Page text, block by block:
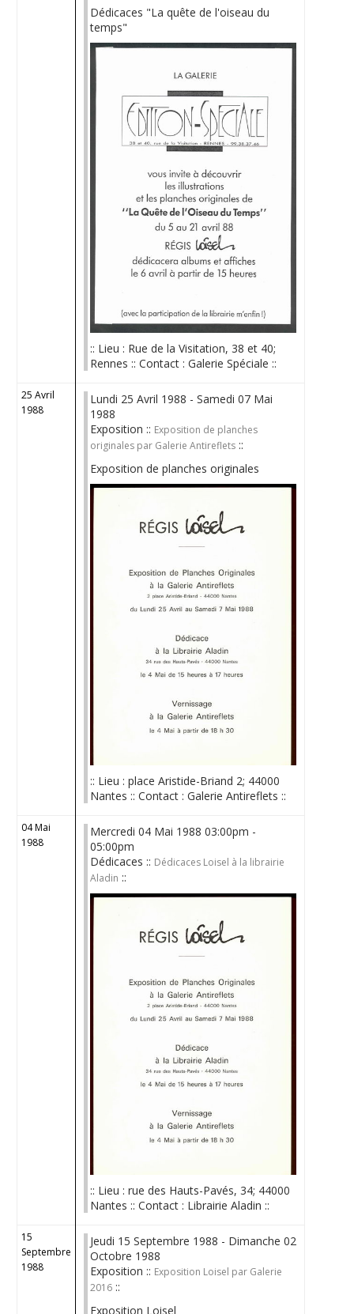
Dédicaces "La quête de l'oiseau du
temps"
:: Lieu : Rue de la Visitation, 38 et 40;
Rennes :: Contact : Galerie Spéciale ::
25 Avril
1988
Lundi 25 Avril 1988 - Samedi 07 Mai
1988
Exposition :: Exposition de planches
originales par Galerie Antireflets ::
Exposition de planches originales
:: Lieu : place Aristide-Briand 2; 44000
Nantes :: Contact : Galerie Antireflets ::
04 Mai
1988
Mercredi 04 Mai 1988 03:00pm -
05:00pm
Dédicaces :: Dédicaces Loisel à la librairie
Aladin ::
:: Lieu : rue des Hauts-Pavés, 34; 44000
Nantes :: Contact : Librairie Aladin ::
15
Septembre
1988
Jeudi 15 Septembre 1988 - Dimanche 02
Octobre 1988
Exposition :: Exposition Loisel par Galerie
2016 ::
Exposition Loisel